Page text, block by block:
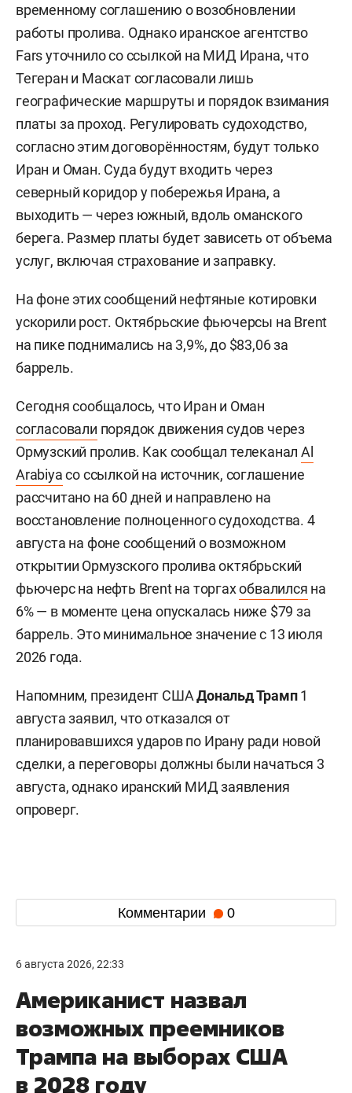
временному соглашению о возобновлении
работы пролива. Однако иранское агентство
Fars уточнило со ссылкой на МИД Ирана, что
Тегеран и Маскат согласовали лишь
географические маршруты и порядок взимания
платы за проход. Регулировать судоходство,
согласно этим договорённостям, будут только
Иран и Оман. Суда будут входить через
северный коридор у побережья Ирана, а
выходить — через южный, вдоль оманского
берега. Размер платы будет зависеть от объема
услуг, включая страхование и заправку.
На фоне этих сообщений нефтяные котировки
ускорили рост. Октябрьские фьючерсы на Brent
на пике поднимались на 3,9%, до $83,06 за
баррель.
Сегодня сообщалось, что Иран и Оман
согласовали порядок движения судов через
Ормузский пролив. Как сообщал телеканал Al
Arabiyaсо ссылкой на источник, соглашение
рассчитано на 60 дней и направлено на
восстановление полноценного судоходства. 4
августа на фоне сообщений о возможном
открытии Ормузского пролива октябрьский
фьючерс на нефть Brent на торгахобвалился на
6% — в моменте цена опускалась ниже $79 за
баррель. Это минимальное значение с 13 июля
2026 года.
Напомним, президент СШАДональд Трамп1
августа заявил, что отказался от
планировавшихся ударов по Ирану ради новой
сделки, а переговоры должны были начаться 3
августа, однако иранский МИД заявления
опроверг.
Комментарии 0
6 августа 2026, 22:33
Американист назвал
возможных преемников
Трампа на выборах США
в 2028 году